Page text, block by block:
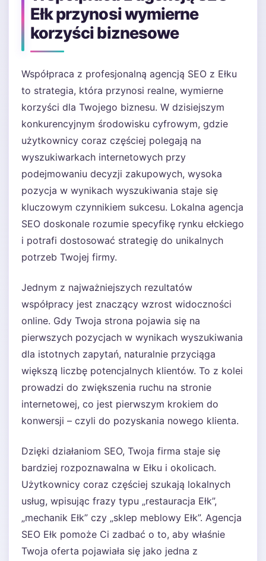
Ełk przynosi wymierne
korzyści biznesowe
Współpraca z profesjonalną agencją SEO z Ełku
to strategia, która przynosi realne, wymierne
korzyści dla Twojego biznesu. W dzisiejszym
konkurencyjnym środowisku cyfrowym, gdzie
użytkownicy coraz częściej polegają na
wyszukiwarkach internetowych przy
podejmowaniu decyzji zakupowych, wysoka
pozycja w wynikach wyszukiwania staje się
kluczowym czynnikiem sukcesu. Lokalna agencja
SEO doskonale rozumie specyfikę rynku ełckiego
i potrafi dostosować strategię do unikalnych
potrzeb Twojej firmy.
Jednym z najważniejszych rezultatów
współpracy jest znaczący wzrost widoczności
online. Gdy Twoja strona pojawia się na
pierwszych pozycjach w wynikach wyszukiwania
dla istotnych zapytań, naturalnie przyciąga
większą liczbę potencjalnych klientów. To z kolei
prowadzi do zwiększenia ruchu na stronie
internetowej, co jest pierwszym krokiem do
konwersji – czyli do pozyskania nowego klienta.
Dzięki działaniom SEO, Twoja firma staje się
bardziej rozpoznawalna w Ełku i okolicach.
Użytkownicy coraz częściej szukają lokalnych
usług, wpisując frazy typu „restauracja Ełk”,
„mechanik Ełk” czy „sklep meblowy Ełk”. Agencja
SEO Ełk pomoże Ci zadbać o to, aby właśnie
Twoja oferta pojawiała się jako jedna z